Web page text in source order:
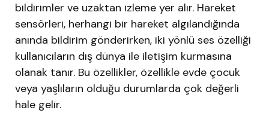
bildirimler ve uzaktan izleme yer alır. Hareket
sensörleri, herhangi bir hareket algılandığında
anında bildirim gönderirken, iki yönlü ses özelliği
kullanıcıların dış dünya ile iletişim kurmasına
olanak tanır. Bu özellikler, özellikle evde çocuk
veya yaşlıların olduğu durumlarda çok değerli
hale gelir.